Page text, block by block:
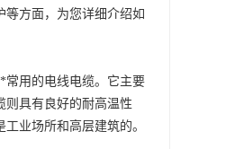
方面，为您详细介绍如
常用的电线电缆。它主要
则具有良好的耐高温性
业场所和高层建筑的。